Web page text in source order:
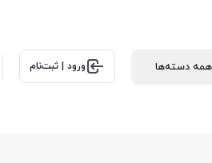
ورود | ثبت‌نام